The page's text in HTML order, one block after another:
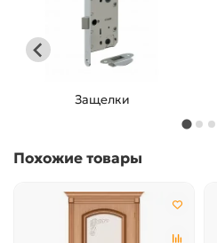
Защелки
Похожие товары